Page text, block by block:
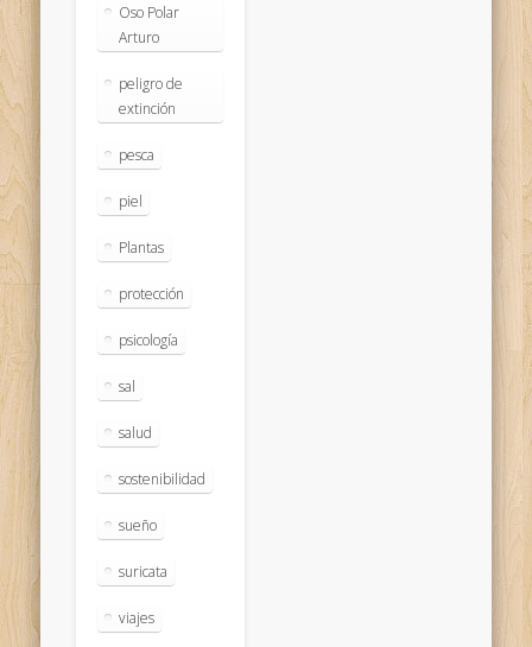
Oso Polar
Arturo
peligro de
extinción
pesca
piel
Plantas
protección
psicología
sal
salud
sostenibilidad
sueño
suricata
viajes